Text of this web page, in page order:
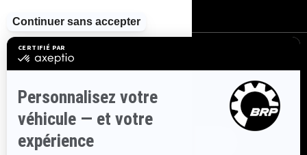
Inscrivez-vous à nos courriels. Recevez les dernières nouvelles, les
événements et les offres.